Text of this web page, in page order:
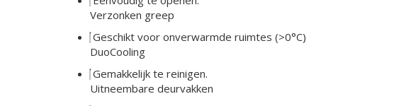
Verzonken greep
Geschikt voor onverwarmde ruimtes (>0°C)
DuoCooling
Gemakkelijk te reinigen.
Uitneembare deurvakken